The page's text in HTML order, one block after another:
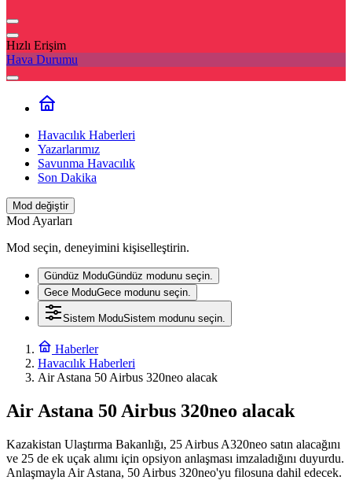
Hızlı Erişim
Hava Durumu
Havacılık Haberleri
Yazarlarımız
Savunma Havacılık
Son Dakika
Mod değiştir
Mod Ayarları
Mod seçin, deneyimini kişiselleştirin.
Gündüz ModuGündüz modunu seçin.
Gece ModuGece modunu seçin.
Sistem ModuSistem modunu seçin.
Haberler
Havacılık Haberleri
Air Astana 50 Airbus 320neo alacak
Air Astana 50 Airbus 320neo alacak
Kazakistan Ulaştırma Bakanlığı, 25 Airbus A320neo satın alacağını
ve 25 de ek uçak alımı için opsiyon anlaşması imzaladığını duyurdu.
Anlaşmayla Air Astana, 50 Airbus 320neo'yu filosuna dahil edecek.